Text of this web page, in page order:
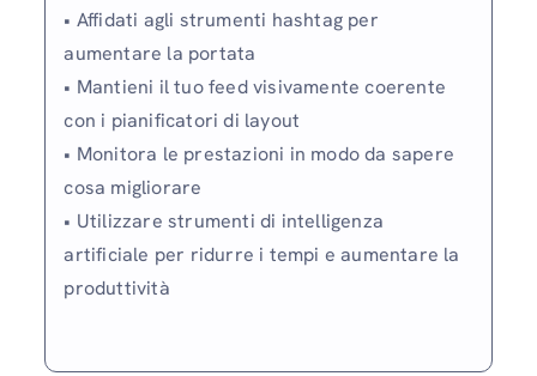
• Affidati agli strumenti hashtag per
aumentare la portata
• Mantieni il tuo feed visivamente coerente
con i pianificatori di layout
• Monitora le prestazioni in modo da sapere
cosa migliorare
• Utilizzare strumenti di intelligenza
artificiale per ridurre i tempi e aumentare la
produttività